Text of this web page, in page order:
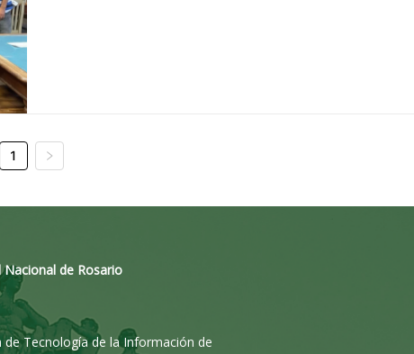
1
Nacional de Rosario
Tecnología de la Información de